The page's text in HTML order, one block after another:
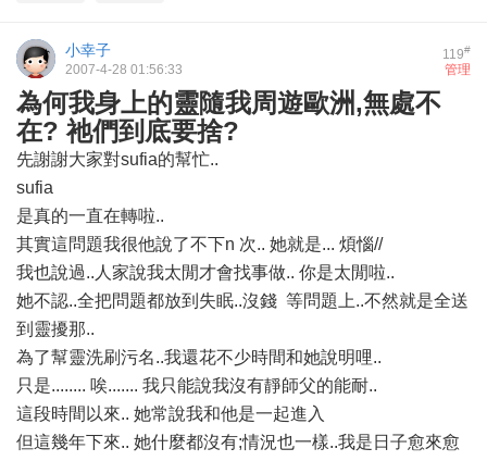
119#
小幸子
管理
2007-4-28 01:56:33
為何我身上的靈隨我周遊歐洲,無處不
在? 祂們到底要捨?
先謝謝大家對sufia的幫忙..
sufia
是真的一直在轉啦..
其實這問題我很他說了不下n 次.. 她就是... 煩惱//
我也說過..人家說我太閒才會找事做.. 你是太閒啦..
她不認..全把問題都放到失眠..沒錢 等問題上..不然就是全送
到靈擾那..
為了幫靈洗刷污名..我還花不少時間和她說明哩..
只是........ 唉....... 我只能說我沒有靜師父的能耐..
這段時間以來.. 她常說我和他是一起進入
但這幾年下來.. 她什麼都沒有;情況也一樣..我是日子愈來愈